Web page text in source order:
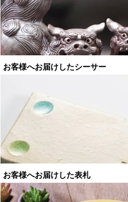
お客様へお届けしたシーサー
お客様へお届けした表札